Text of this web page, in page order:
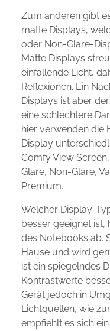
Zum anderen gibt
matte Displays,
oder Non-Glare-
Matte Displays
einfallende Licht,
Reflexionen. Ein
Displays ist aber
eine schlechtere
hier verwenden die
Display
Comfy View
Glare, Non-Glare,
Premium.
Welcher Display-
besser geeignet
des Notebooks ab.
Hause und wird
ist ein spiegelndes
Kontrastwerte
Gerät jedoch in
Lichtquellen, wie
empfiehlt es sich